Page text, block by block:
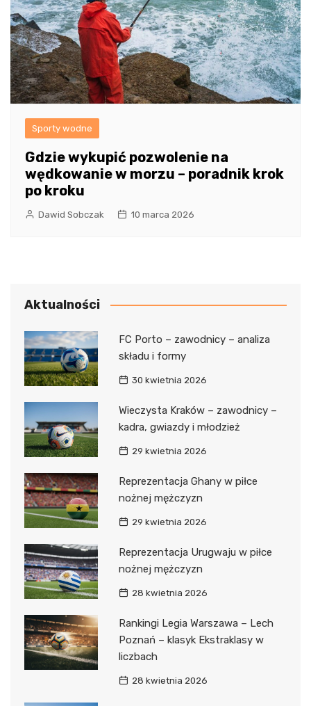
Sporty wodne
Gdzie wykupić pozwolenie na
wędkowanie w morzu – poradnik krok
po kroku
Dawid Sobczak 10 marca 2026
Aktualności
FC Porto – zawodnicy – analiza
składu i formy
30 kwietnia 2026
Wieczysta Kraków – zawodnicy –
kadra, gwiazdy i młodzież
29 kwietnia 2026
Reprezentacja Ghany w piłce
nożnej mężczyzn
29 kwietnia 2026
Reprezentacja Urugwaju w piłce
nożnej mężczyzn
28 kwietnia 2026
Rankingi Legia Warszawa – Lech
Poznań – klasyk Ekstraklasy w
liczbach
28 kwietnia 2026